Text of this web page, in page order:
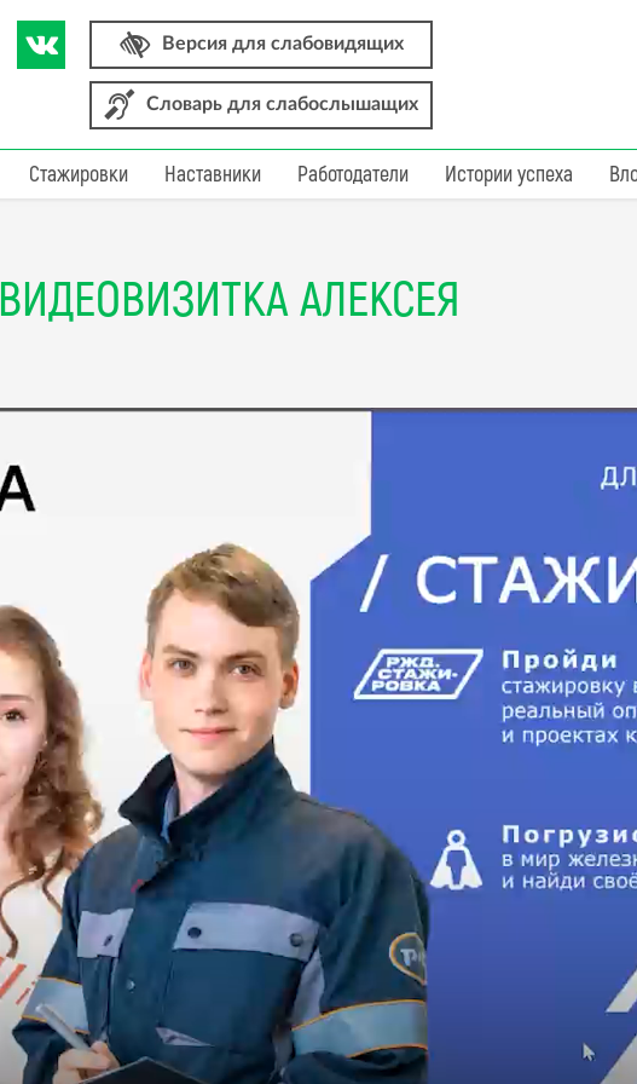
Версия для слабовидящих
Словарь для слабослышащих
Стажировки Наставники Работодатели Истории успеха
ВИДЕОВИЗИТКА АЛЕКСЕЯ